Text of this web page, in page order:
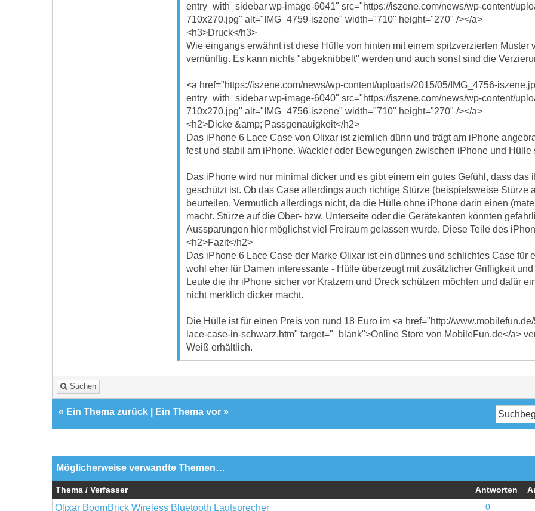
entry_with_sidebar wp-image-6041" src="https://iszene.com/news/wp-content/
710x270.jpg" alt="IMG_4759-iszene" width="710" height="270" /></a>
<h3>Druck</h3>
Wie eingangs erwähnt ist diese Hülle von hinten mit einem spitzverzierten Muster
vernünftig. Es kann nichts "abgeknibbelt" werden und auch sonst sind die
<a href="https://iszene.com/news/wp-content/uploads/2015/05/IMG_4756-
entry_with_sidebar wp-image-6040" src="https://iszene.com/news/wp-content/
710x270.jpg" alt="IMG_4756-iszene" width="710" height="270" /></a>
<h2>Dicke &amp; Passgenauigkeit</h2>
Das iPhone 6 Lace Case von Olixar ist ziemlich dünn und trägt am iPhone
fest und stabil am iPhone. Wackler oder Bewegungen zwischen iPhone und Hülle
Das iPhone wird nur minimal dicker und es gibt einem ein gutes Gefühl, dass das
geschützt ist. Ob das Case allerdings auch richtige Stürze (beispielsweise Stürze
beurteilen. Vermutlich allerdings nicht, da die Hülle ohne iPhone darin einen
macht. Stürze auf die Ober- bzw. Unterseite oder die Gerätekanten könnten
Aussparungen hier möglichst viel Freiraum gelassen wurde. Diese Teile des
<h2>Fazit</h2>
Das iPhone 6 Lace Case der Marke Olixar ist ein dünnes und schlichtes Case für
wohl eher für Damen interessante - Hülle überzeugt mit zusätzlicher Griffigkeit
Leute die ihr iPhone sicher vor Kratzern und Dreck schützen möchten und dafür
nicht merklich dicker macht.
Die Hülle ist für einen Preis von rund 18 Euro im <a href="http://
lace-case-in-schwarz.htm" target="_blank">Online Store von MobileFun.de</a>
Weiß erhältlich.
Suchen
« Ein Thema zurück Ein Thema vor »
Möglicherweise verwandte Themen…
Thema / Verfasser Antworten
Olixar BoomBrick Wireless Bluetooth Lautsprecher 0